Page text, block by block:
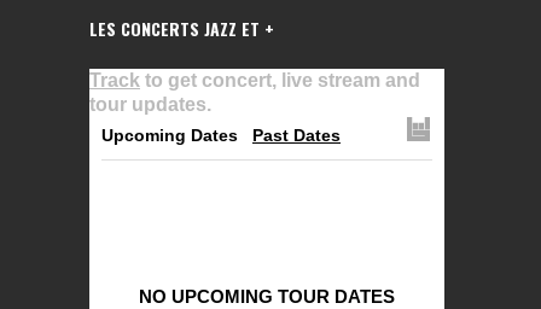
LES CONCERTS JAZZ ET +
Track to get concert, live stream and
tour updates.
Upcoming Dates Past Dates
NO UPCOMING TOUR DATES